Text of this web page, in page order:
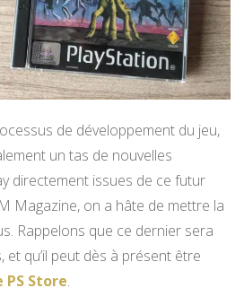
de développement du jeu,
un tas de nouvelles
directement issues de ce futur
Magazine, on a hâte de mettre la
Rappelons que ce dernier sera
qu’il peut dès à présent être
Store.